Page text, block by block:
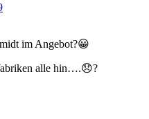
im Angebot?😀
alle hin….😞?